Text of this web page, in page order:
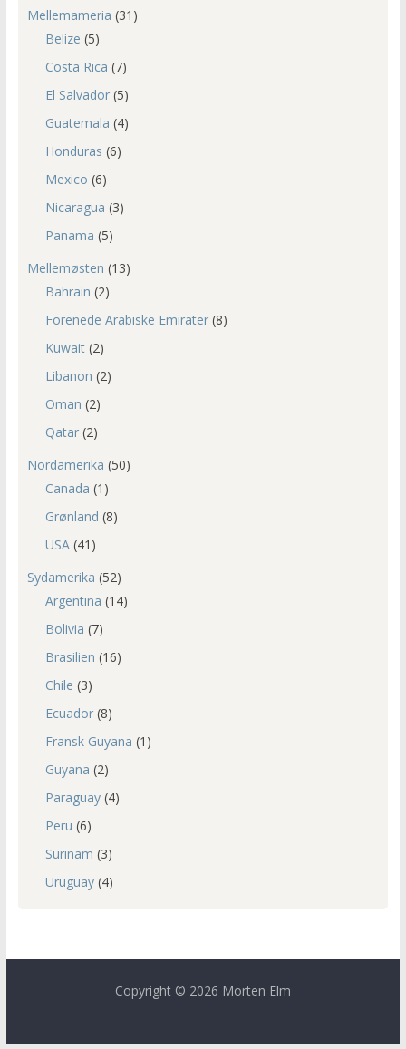
Mellemameria (31)
Belize (5)
Costa Rica (7)
El Salvador(5)
Guatemala (4)
Honduras (6)
Mexico (6)
Nicaragua (3)
Panama (5)
Mellemøsten (13)
Bahrain (2)
Forenede Arabiske Emirater(8)
Kuwait(2)
Libanon (2)
Oman (2)
Qatar(2)
Nordamerika (50)
Canada (1)
Grønland (8)
USA(41)
Sydamerika (52)
Argentina (14)
Bolivia (7)
Brasilien (16)
Chile (3)
Ecuador(8)
Fransk Guyana (1)
Guyana (2)
Paraguay(4)
Peru (6)
Surinam (3)
Uruguay(4)
Copyright © 2026 Morten Elm